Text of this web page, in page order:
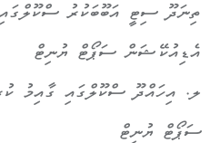
ތިނަދޫ ސިޓީ އަބޫބަކުރު
އެޑިއުކޭޝަން ސަޕޯޓް ޔުނިޓް
ލ. އިހައްދޫ ސްކޫލްގައި ގާއިމު
ސަޕޯޓް ޔުނިޓް